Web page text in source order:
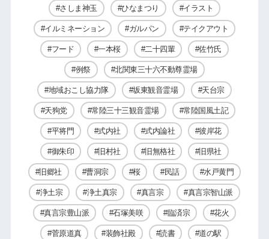
さしま神玉 ひなまつり イラスト
イルミネーション ガルパン テイクアウト
フード 一本桜 二十四輩 佐竹氏
例祭 北関東三十六不動尊霊場
地域おこし協力隊 坂東観音霊場 天台宗
天狗党 常陸三十三観音霊場 常陸国風土記
平将門 式内社 式内論社 彼岸花
御朱印 旧村社 旧無格社 旧県社
旧郷社 曹洞宗 桜 民話 水戸黄門
浄土宗 浄土真宗 真言宗 真言宗智山派
真言宗豊山派 石塚美咲 臨済宗 花火
菅原道真 装飾社殿 読書 道の駅